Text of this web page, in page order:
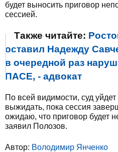
будет выносить приговор
сессией.
Также читайте:
оставил Надежду
в очередной раз
ПАСЕ, - адвокат
По всей видимости, суд
выжидать, пока сессия
ожидаю, что приговор будет
заявил Полозов.
Автор: Володимир Янченко